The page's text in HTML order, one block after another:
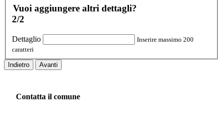
Vuoi aggiungere altri dettagli?
2/2
Dettaglio
Inserire massimo 200
caratteri
Indietro Avanti
Contatta il comune